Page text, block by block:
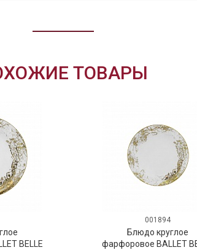
ТОВАРЫ
BELLE
001894
Блюдо круглое
фарфоровое BALLET